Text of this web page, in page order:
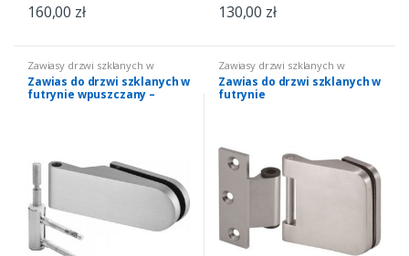
160,00 zł 130,00 zł
Zawiasy drzwi szklanych w
futrynie
Zawias do drzwi szklanych w
futrynie wpuszczany –
Zawiasy drzwi szklanych w
futrynie
Zawias do drzwi szklanych w
futrynie